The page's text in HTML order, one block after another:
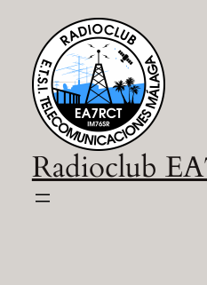
contenido
Radioclub